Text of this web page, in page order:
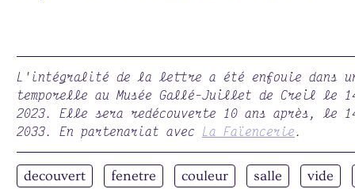
L'intégralité de la lettre a été enfouie dans
temporelle au Musée Gallé-Juillet de Creil le
2023. Elle sera redécouverte 10 ans après, le
2033. En partenariat avec La Faïencerie.
decouvert fenetre couleur salle
vide